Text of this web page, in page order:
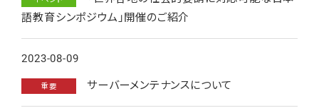
語教育シンポジウム」開催のご紹介
2023-08-09
重要 サーバーメンテナンスについて